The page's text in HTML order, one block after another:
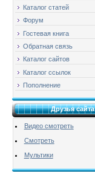
Каталог статей
Форум
Гостевая книга
Обратная связь
Каталог сайтов
Каталог ссылок
Пополнение
Друзья сайта
Видео смотреть
Смотреть
Мультики